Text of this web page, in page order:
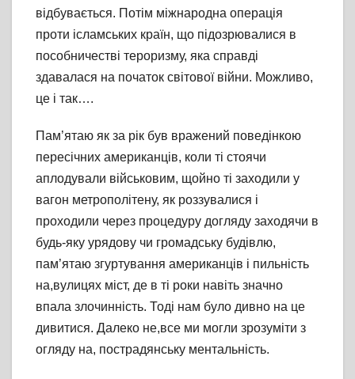
відбувається. Потім міжнародна операція
проти ісламських країн, що підозрювалися в
пособничестві тероризму, яка справді
здавалася на початок світової війни. Можливо,
це і так….
Пам’ятаю як за рік був вражений поведінкою
пересічних американців, коли ті стоячи
аплодували військовим, щойно ті заходили у
вагон метрополітену, як роззувалися і
проходили через процедуру догляду заходячи в
будь-яку урядову чи громадську будівлю,
пам’ятаю згуртування американців і пильність
на,вулицях міст, де в ті роки навіть значно
впала злочинність. Тоді нам було дивно на це
дивитися. Далеко не,все ми могли зрозуміти з
огляду на, пострадянську ментальність.